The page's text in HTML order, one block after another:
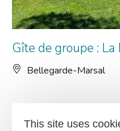
Gîte de groupe : La
Bellegarde-Marsal
This site uses